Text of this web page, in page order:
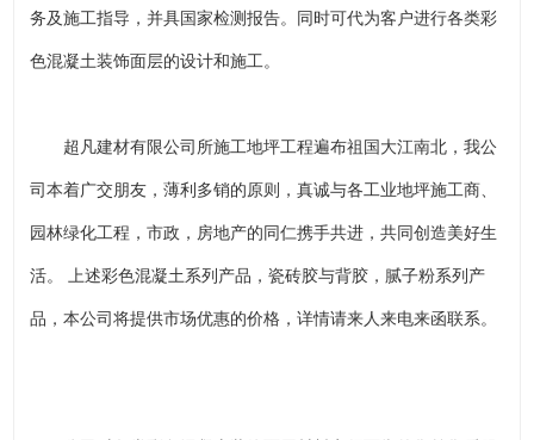
务及施工指导，并具国家检测报告。同时可代为客户进行各类彩
色混凝土装饰面层的设计和施工。
超凡建材有限公司所施工地坪工程遍布祖国大江南北，我公
司本着广交朋友，薄利多销的原则，真诚与各工业地坪施工商、
园林绿化工程，市政，房地产的同仁携手共进，共同创造美好生
活。 上述彩色混凝土系列产品，瓷砖胶与背胶，腻子粉系列产
品，本公司将提供市场优惠的价格，详情请来人来电来函联系。